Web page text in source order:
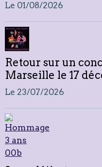
Le 01/08/2026
Retour sur un
Marseille le 17
Le 23/07/2026